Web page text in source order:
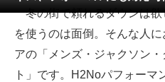
ITの今と未来を見通す
スマホと通信の最新トレンド
冬の街で頼れるダウンは欲
を使うのは面倒。そんな人
アの「メンズ・ジャクソン
ト」です。H2Noパフォーマ